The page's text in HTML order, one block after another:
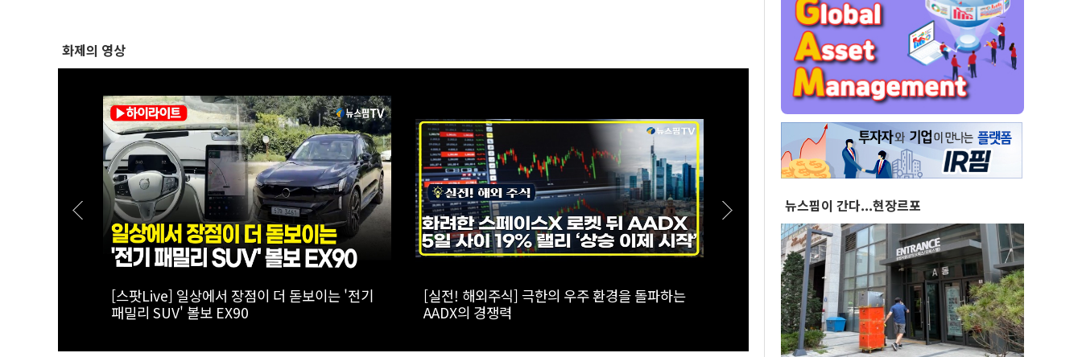
화제의 영상
[스팟Live] 李대통령 "국가폭력 피해자, 국가가
치유해야…국가 책임 유효기간 없어"｜
[실전! 해외주식] 광둥성 반도체 생태계 리더 '캔
세미', 창업판 상장 도전
[스팟Live] *풀영상* "부동산 지옥 고집한다
면!"...李대통령 향한 장동혁의 서슬퍼런 일갈 |
26.08.07 국민의힘 부동산정책 정상화 특별위
원회 전체회의
뉴스핌이 간다...현장르포